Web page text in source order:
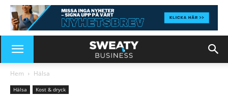
Hem Hälsa
Hälsa Kost & dryck